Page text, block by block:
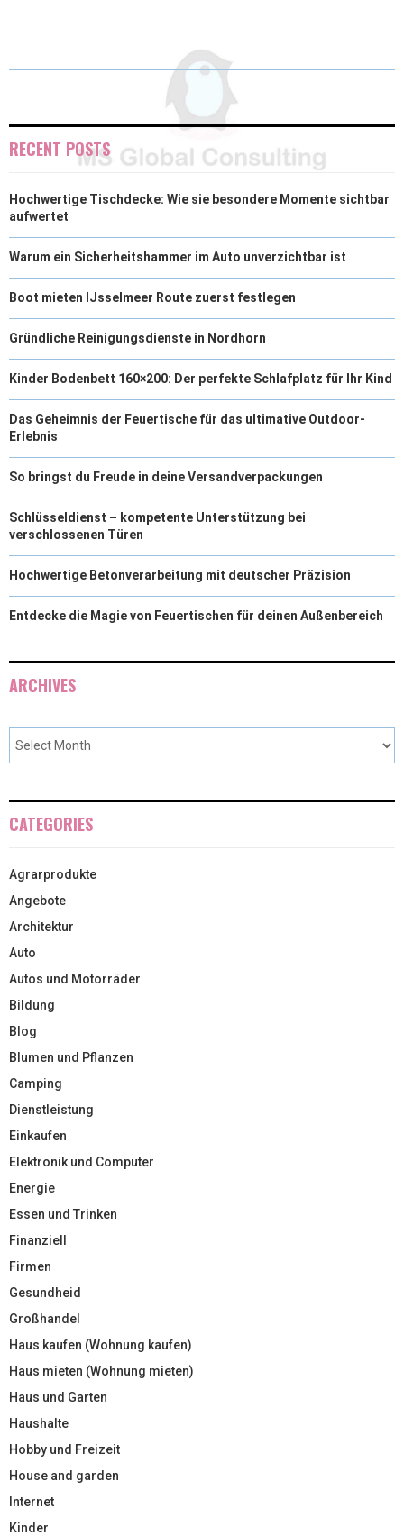
W
E
)
E
O
K
T
E
R
E
S
K
I
N
I
RECENT POSTS
Hochwertige Tischdecke: Wie sie besondere Momente sichtbar
aufwertet
Warum ein Sicherheitshammer im Auto unverzichtbar ist
Boot mieten IJsselmeer Route zuerst festlegen
Gründliche Reinigungsdienste in Nordhorn
Kinder Bodenbett 160×200: Der perfekte Schlafplatz für Ihr Kind
Das Geheimnis der Feuertische für das ultimative Outdoor-
Erlebnis
So bringst du Freude in deine Versandverpackungen
Schlüsseldienst – kompetente Unterstützung bei
verschlossenen Türen
Hochwertige Betonverarbeitung mit deutscher Präzision
Entdecke die Magie von Feuertischen für deinen Außenbereich
ARCHIVES
CATEGORIES
Agrarprodukte
Angebote
Architektur
Auto
Autos und Motorräder
Bildung
Blog
Blumen und Pflanzen
Camping
Dienstleistung
Einkaufen
Elektronik und Computer
Energie
Essen und Trinken
Finanziell
Firmen
Gesundheid
Großhandel
Haus kaufen (Wohnung kaufen)
Haus mieten (Wohnung mieten)
Haus und Garten
Haushalte
Hobby und Freizeit
House and garden
Internet
Kinder